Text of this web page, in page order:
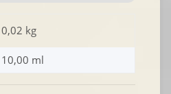
0,02 kg
10,00 ml